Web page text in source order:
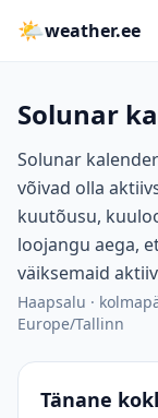
🌤weather.ee
Solunar
Solunar
võivad olla
kuutõusu,
loojangu aega,
väiksemaid
Haapsalu ·
Europe/Tallinn
Tänane